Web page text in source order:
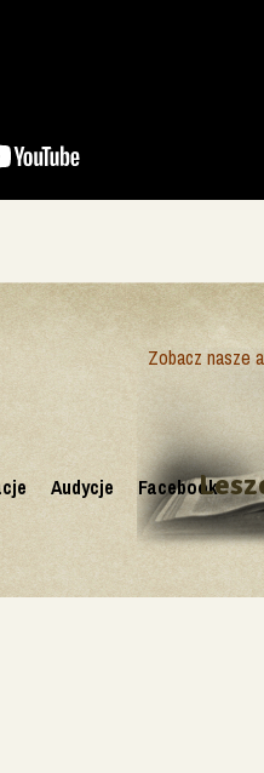
Audycje Facebook
Zobacz nasze